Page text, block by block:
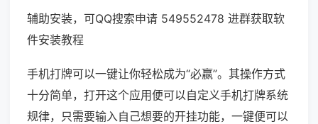
辅助安装，可QQ搜索申请 549552478 进群获取软
件安装教程
手机打牌可以一键让你轻松成为“必赢”。其操作方式
十分简单，打开这个应用便可以自定义手机打牌系统
规律，只需要输入自己想要的开挂功能，一键便可以